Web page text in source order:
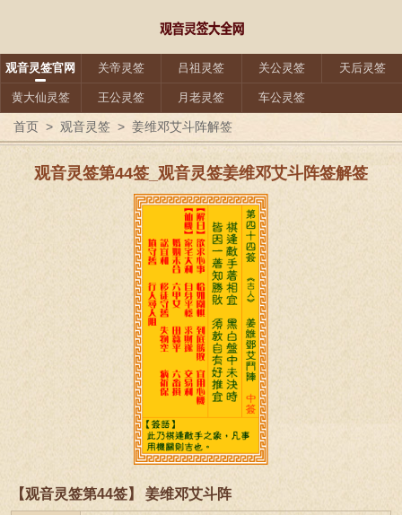
观音灵签官网 关帝灵签 吕祖灵签 关公灵签 天后灵签
黄大仙灵签 王公灵签 月老灵签 车公灵签
首页 > 观音灵签 > 姜维邓艾斗阵解签
观音灵签第44签_观音灵签姜维邓艾斗阵签解签
【观音灵签第44签】 姜维邓艾斗阵